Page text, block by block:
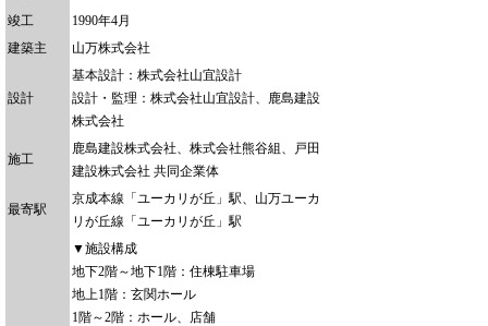
竣工
1990年4月
建築主
山万株式会社
設計
基本設計：株式会社山宜設計
設計・監理：株式会社山宜設計、鹿島建設
株式会社
施工
鹿島建設株式会社、株式会社熊谷組、戸田
建設株式会社 共同企業体
最寄駅
京成本線「ユーカリが丘」駅、山万ユーカ
リが丘線「ユーカリが丘」駅
▼施設構成
地下2階～地下1階：住棟駐車場
地上1階：玄関ホール
1階～2階：ホール、店舗